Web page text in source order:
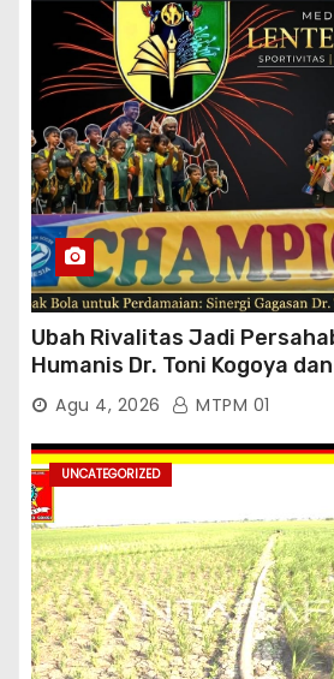
Ubah Rivalitas Jadi
Humanis Dr. Toni Kogoya
TimurAgu 4, 2026 MTPM 01
UNCATEGORIZED